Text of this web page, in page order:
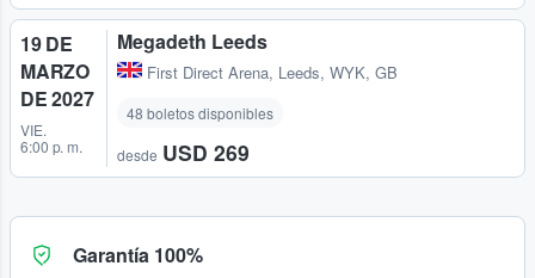
19 DE
MARZO
DE 2027
VIE.
6:00 p. m.
Megadeth Leeds
First Direct Arena, Leeds, WYK, GB
48 boletos disponibles
desde USD 269
Garantía 100%